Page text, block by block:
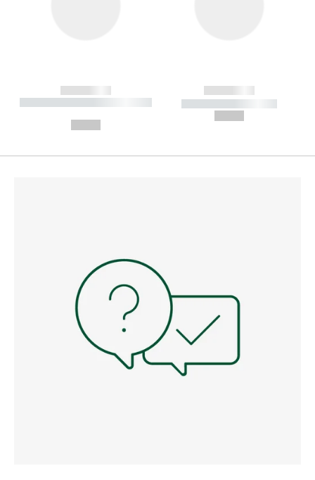
------------
----------- ----------- --------
------------
----------- -----------